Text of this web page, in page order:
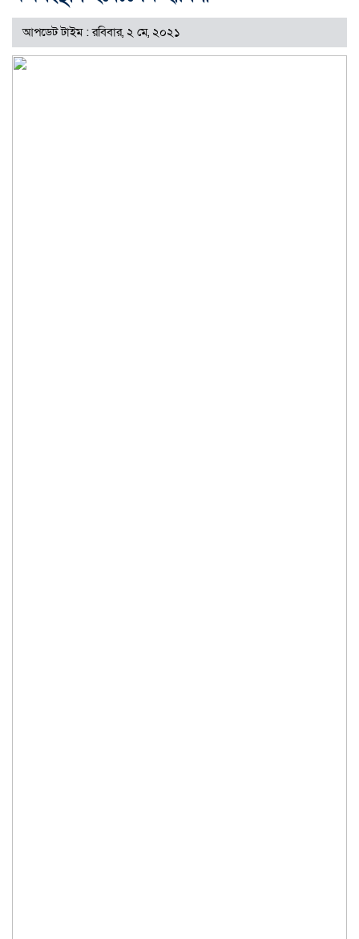
আপডেট টাইম : রবিবার, ২ মে, ২০২১